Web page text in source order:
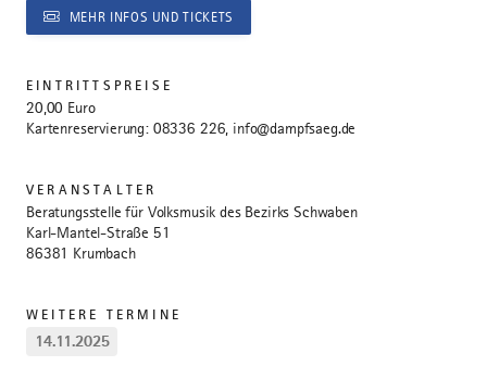
MEHR INFOS UND TICKETS
EINTRITTSPREISE
20,00 Euro
Kartenreservierung: 08336 226, info@dampfsaeg.de
VERANSTALTER
Beratungsstelle für Volksmusik des Bezirks Schwaben
Karl-Mantel-Straße 51
86381 Krumbach
WEITERE TERMINE
14.11.2025